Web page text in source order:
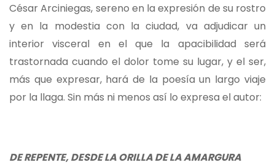
César Arciniegas, sereno en la expresión de su rostro
y en la modestia con la ciudad, va adjudicar un
interior visceral en el que la apacibilidad será
trastornada cuando el dolor tome su lugar, y el ser,
más que expresar, hará de la poesía un largo viaje
por la llaga. Sin más ni menos así lo expresa el autor:
DE REPENTE, DESDE LA ORILLA DE LA AMARGURA